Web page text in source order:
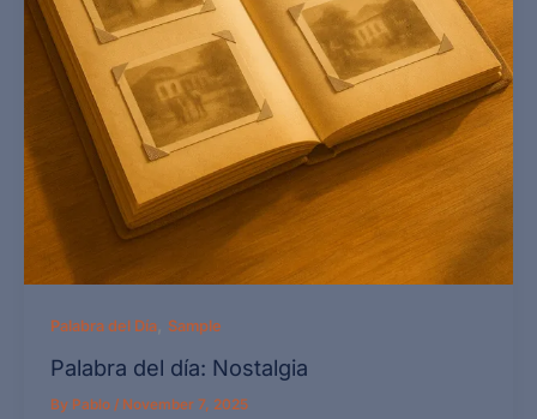
Palabra del Día, Sample
Palabra del día: Nostalgia
By Pablo / November 7, 2025